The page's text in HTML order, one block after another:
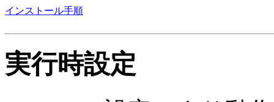
インストール手順
実行時設定